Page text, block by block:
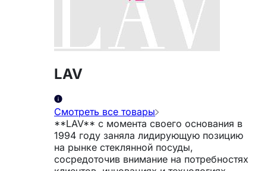
LAV
Смотреть все товары
**LAV** с момента своего основания в
1994 году заняла лидирующую позицию
на рынке стеклянной посуды,
сосредоточив внимание на потребностях